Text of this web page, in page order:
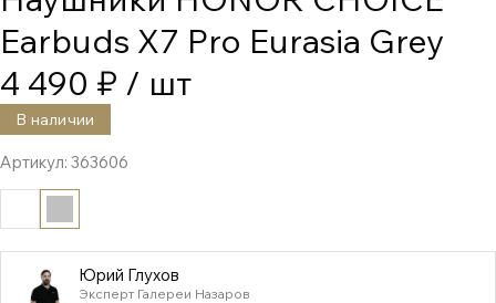
Earbuds X7 Pro Eurasia Grey
4 490 ₽ / шт
В наличии
Артикул: 363606
Юрий Глухов
Эксперт Галереи Назаров